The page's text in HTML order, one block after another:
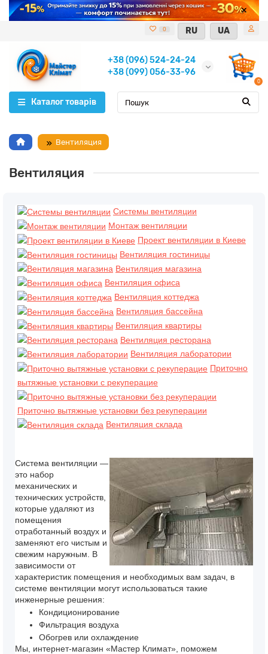
0 RU UA
+38 (096) 524-24-24
+38 (099) 056-33-96
0
Каталог товарів
Вентиляция
Вентиляция
Системы вентиляции
Монтаж вентиляции
Проект вентиляции в Киеве
Вентиляция гостиницы
Вентиляция магазина
Вентиляция офиса
Вентиляция коттеджа
Вентиляция бассейна
Вентиляция квартиры
Вентиляция ресторана
Вентиляция лаборатории
Приточно
вытяжные установки с рекуперацие
Приточно вытяжные установки без рекуперации
Вентиляция склада
Система вентиляции —
это набор
механических и
технических устройств,
которые удаляют из
помещения
отработанный воздух и
заменяют его чистым и
свежим наружным. В
зависимости от
характеристик помещения и необходимых вам задач, в
системе вентиляции могут использоваться такие
инженерные решения:
Кондиционирование
Фильтрация воздуха
Обогрев или охлаждение
Мы, интернет-магазин «Мастер Климат», поможем